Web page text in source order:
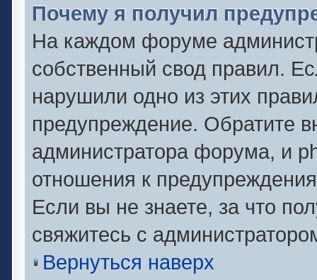
Почему я получил
На каждом форуме
собственный свод правил.
нарушили одно из этих
предупреждение. Обратите
администратора форума, и
отношения к
Если вы не знаете, за что
свяжитесь с
Вернуться наверх